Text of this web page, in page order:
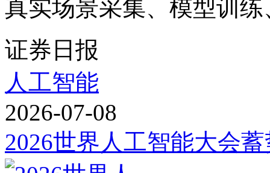
真实场景采集、模型训
证券日报
人工智能
2026-07-08
2026世界人工智能大会